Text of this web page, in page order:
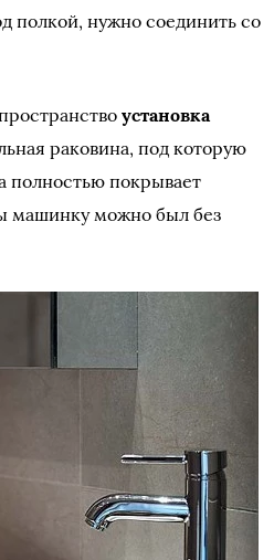
полкой, нужно соединить со
установка
раковина, под которую
полностью покрывает
машинку можно был без